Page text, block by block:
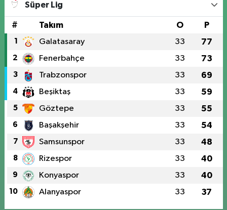
Süper Lig
# Takım O P
1 Galatasaray 33 77
2 Fenerbahçe 33 73
3 Trabzonspor 33 69
4 Beşiktaş 33 59
5 Göztepe 33 55
6 Başakşehir 33 54
7 Samsunspor 33 48
8 Rizespor 33 40
9 Konyaspor 33 40
10 Alanyaspor 33 37